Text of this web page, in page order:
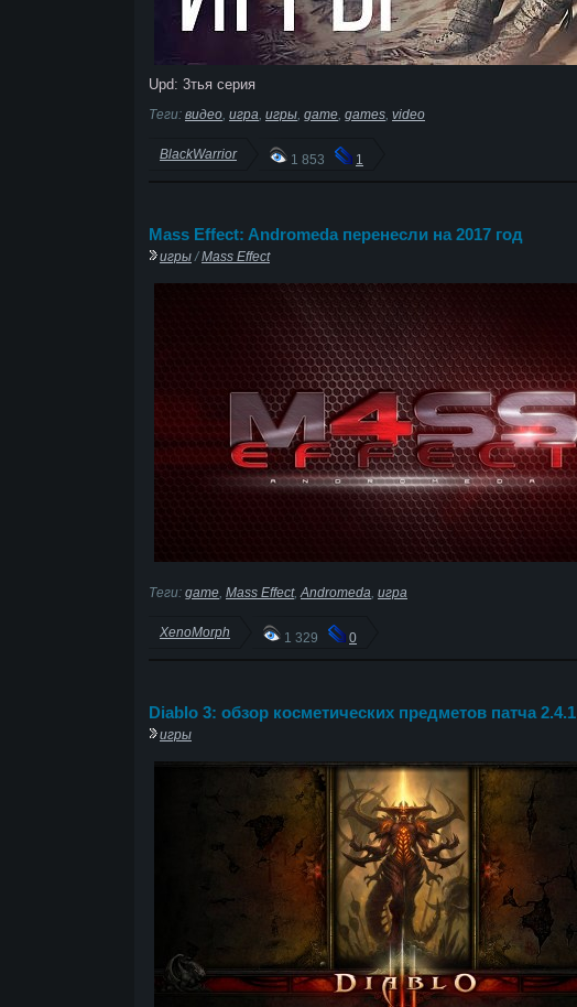
Upd: 3тья серия
Теги: видео игра игры game games video
BlackWarrior 1 853 1
Mass Effect: Andromeda перенесли на 2017 год
игры /Mass Effect
Теги: game Mass Effect, Andromeda игра
XenoMorph 1 329 0
Diablo 3: обзор косметических предметов патча 2.4.1
игры